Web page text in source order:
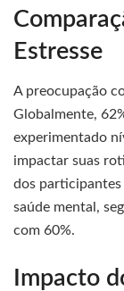
Estresse
A preocupação
Globalmente,
experimentado
impactar suas
dos participantes
saúde mental,
com 60%.
Impacto